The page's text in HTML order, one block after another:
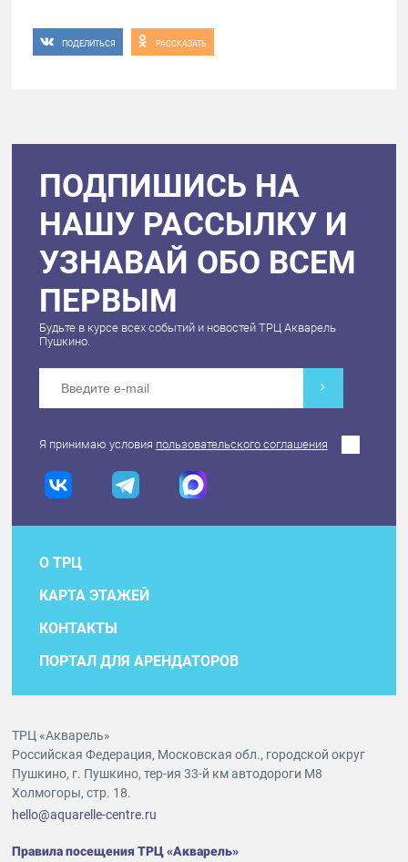
ПОДЕЛИТЬСЯ РАССКАЗАТЬ
ПОДПИШИСЬ НА
НАШУ РАССЫЛКУ И
УЗНАВАЙ ОБО ВСЕМ
ПЕРВЫМ
Будьте в курсе всех событий и новостей ТРЦ Акварель
Пушкино.
Я принимаю условия пользовательского соглашения
О ТРЦ
КАРТА ЭТАЖЕЙ
КОНТАКТЫ
ПОРТАЛ ДЛЯ АРЕНДАТОРОВ
ТРЦ «Акварель»
Российская Федерация, Московская обл., городской округ
Пушкино, г. Пушкино, тер-ия 33-й км автодороги М8
Холмогоры, стр. 18.
hello@aquarelle-centre.ru
Правила посещения ТРЦ «Акварель»